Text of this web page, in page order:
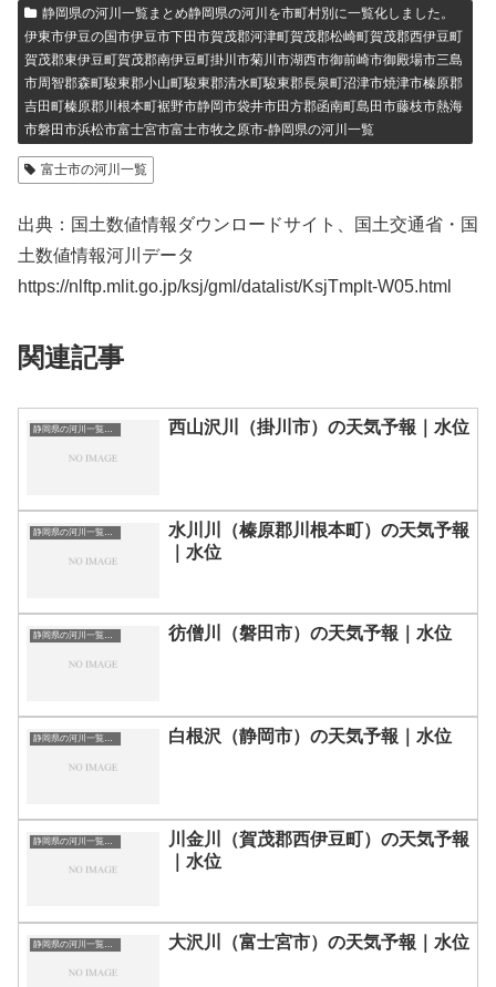
静岡県の河川一覧まとめ静岡県の河川を市町村別に一覧化しました。
伊東市伊豆の国市伊豆市下田市賀茂郡河津町賀茂郡松崎町賀茂郡西伊豆町
賀茂郡東伊豆町賀茂郡南伊豆町掛川市菊川市湖西市御前崎市御殿場市三島
市周智郡森町駿東郡小山町駿東郡清水町駿東郡長泉町沼津市焼津市榛原郡
吉田町榛原郡川根本町裾野市静岡市袋井市田方郡函南町島田市藤枝市熱海
市磐田市浜松市富士宮市富士市牧之原市-静岡県の河川一覧
富士市の河川一覧
出典：国土数値情報ダウンロードサイト、国土交通省・国
土数値情報河川データ
https://nlftp.mlit.go.jp/ksj/gml/datalist/KsjTmplt-W05.html
関連記事
静岡県の河川一覧まとめ静岡県の河川を市町村別に一覧化しました。伊東市伊豆の国市伊豆市下田市賀茂郡河津町賀茂郡松崎町賀茂郡西伊豆町賀茂郡東伊豆町賀茂郡南伊豆町掛川市菊川市湖西市御前崎市御殿場市三島市周智郡森町駿東郡小山町駿東郡清水町駿東郡長泉町沼津市焼津市榛原郡吉田町榛原郡川根本町裾野市静岡市袋井市田方郡函南町島田市藤枝市熱海市磐田市浜松市富士宮市富士市牧之原市-静岡県の河川一覧 西山沢川（掛川市）の天気予報｜水位
静岡県の河川一覧まとめ静岡県の河川を市町村別に一覧化しました。伊東市伊豆の国市伊豆市下田市賀茂郡河津町賀茂郡松崎町賀茂郡西伊豆町賀茂郡東伊豆町賀茂郡南伊豆町掛川市菊川市湖西市御前崎市御殿場市三島市周智郡森町駿東郡小山町駿東郡清水町駿東郡長泉町沼津市焼津市榛原郡吉田町榛原郡川根本町裾野市静岡市袋井市田方郡函南町島田市藤枝市熱海市磐田市浜松市富士宮市富士市牧之原市-静岡県の河川一覧
水川川（榛原郡川根本町）の天気予報
｜水位
静岡県の河川一覧まとめ静岡県の河川を市町村別に一覧化しました。伊東市伊豆の国市伊豆市下田市賀茂郡河津町賀茂郡松崎町賀茂郡西伊豆町賀茂郡東伊豆町賀茂郡南伊豆町掛川市菊川市湖西市御前崎市御殿場市三島市周智郡森町駿東郡小山町駿東郡清水町駿東郡長泉町沼津市焼津市榛原郡吉田町榛原郡川根本町裾野市静岡市袋井市田方郡函南町島田市藤枝市熱海市磐田市浜松市富士宮市富士市牧之原市-静岡県の河川一覧 彷僧川（磐田市）の天気予報｜水位
静岡県の河川一覧まとめ静岡県の河川を市町村別に一覧化しました。伊東市伊豆の国市伊豆市下田市賀茂郡河津町賀茂郡松崎町賀茂郡西伊豆町賀茂郡東伊豆町賀茂郡南伊豆町掛川市菊川市湖西市御前崎市御殿場市三島市周智郡森町駿東郡小山町駿東郡清水町駿東郡長泉町沼津市焼津市榛原郡吉田町榛原郡川根本町裾野市静岡市袋井市田方郡函南町島田市藤枝市熱海市磐田市浜松市富士宮市富士市牧之原市-静岡県の河川一覧 白根沢（静岡市）の天気予報｜水位
静岡県の河川一覧まとめ静岡県の河川を市町村別に一覧化しました。伊東市伊豆の国市伊豆市下田市賀茂郡河津町賀茂郡松崎町賀茂郡西伊豆町賀茂郡東伊豆町賀茂郡南伊豆町掛川市菊川市湖西市御前崎市御殿場市三島市周智郡森町駿東郡小山町駿東郡清水町駿東郡長泉町沼津市焼津市榛原郡吉田町榛原郡川根本町裾野市静岡市袋井市田方郡函南町島田市藤枝市熱海市磐田市浜松市富士宮市富士市牧之原市-静岡県の河川一覧
川金川（賀茂郡西伊豆町）の天気予報
｜水位
静岡県の河川一覧まとめ静岡県の河川を市町村別に一覧化しました。伊東市伊豆の国市伊豆市下田市賀茂郡河津町賀茂郡松崎町賀茂郡西伊豆町賀茂郡東伊豆町賀茂郡南伊豆町掛川市菊川市湖西市御前崎市御殿場市三島市周智郡森町駿東郡小山町駿東郡清水町駿東郡長泉町沼津市焼津市榛原郡吉田町榛原郡川根本町裾野市静岡市袋井市田方郡函南町島田市藤枝市熱海市磐田市浜松市富士宮市富士市牧之原市-静岡県の河川一覧 大沢川（富士宮市）の天気予報｜水位